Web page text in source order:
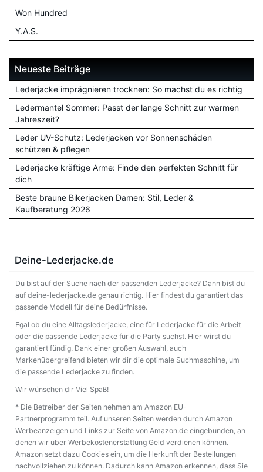
Won Hundred
Y.A.S.
Neueste Beiträge
Lederjacke imprägnieren trocknen: So machst du es richtig
Ledermantel Sommer: Passt der lange Schnitt zur warmen
Jahreszeit?
Leder UV-Schutz: Lederjacken vor Sonnenschäden
schützen & pflegen
Lederjacke kräftige Arme: Finde den perfekten Schnitt für
dich
Beste braune Bikerjacken Damen: Stil, Leder &
Kaufberatung 2026
Deine-Lederjacke.de
Du bist auf der Suche nach der passenden Lederjacke? Dann bist du
auf deine-lederjacke.de genau richtig. Hier findest du garantiert das
passende Modell für deine Bedürfnisse.
Egal ob du eine Alltagslederjacke, eine für Lederjacke für die Arbeit
oder die passende Lederjacke für die Party suchst. Hier wirst du
garantiert fündig. Dank einer großen Auswahl, auch
Markenübergreifend bieten wir dir die optimale Suchmaschine, um
die passende Lederjacke zu finden.
Wir wünschen dir Viel Spaß!
* Die Betreiber der Seiten nehmen am Amazon EU-
Partnerprogramm teil. Auf unseren Seiten werden durch Amazon
Werbeanzeigen und Links zur Seite von Amazon.de eingebunden, an
denen wir über Werbekostenerstattung Geld verdienen können.
Amazon setzt dazu Cookies ein, um die Herkunft der Bestellungen
nachvollziehen zu können. Dadurch kann Amazon erkennen, dass Sie